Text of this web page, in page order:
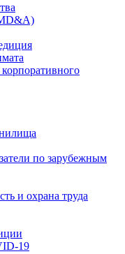
по зарубежным
и охрана труда